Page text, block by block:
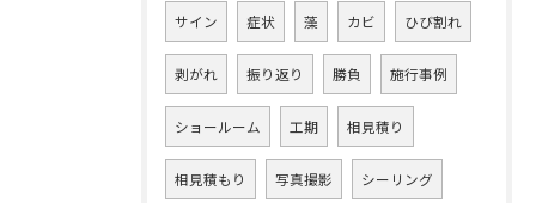
サイン 症状 藻 カビ ひび割れ
剥がれ 振り返り 勝負 施行事例
ショールーム 工期 相見積り
相見積もり 写真撮影 シーリング